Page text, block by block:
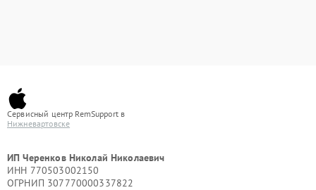
Сервисный центр RemSupport в
Нижневартовске
ИП Черенков Николай Николаевич
ИНН 770503002150
ОГРНИП 307770000337822